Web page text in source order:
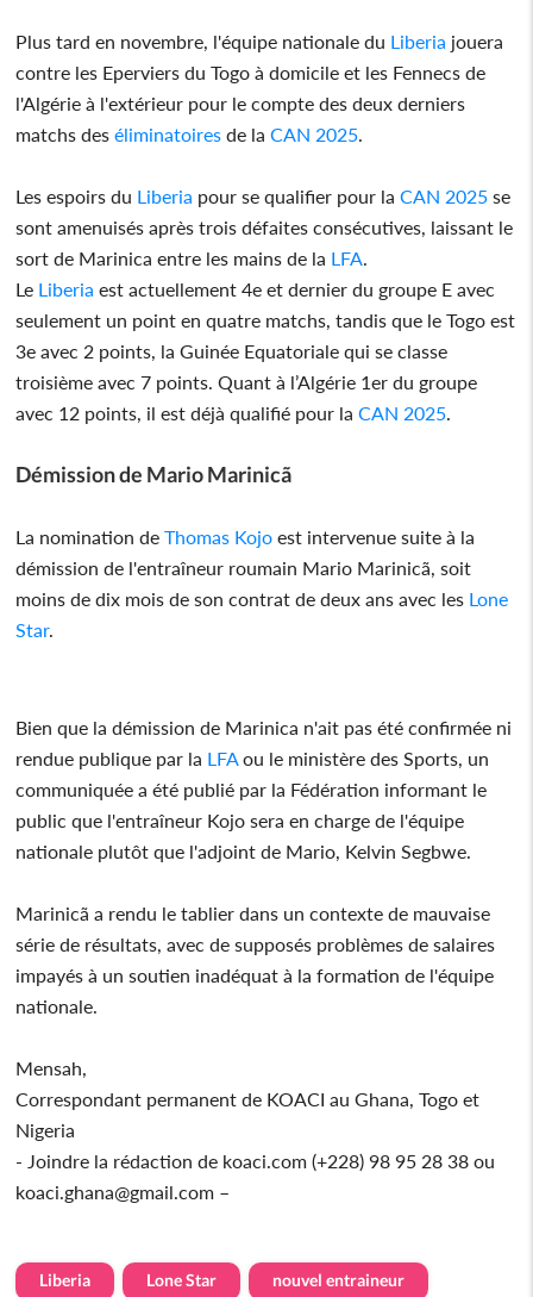
Plus tard en novembre, l'équipe nationale du Liberia jouera
contre les Eperviers du Togo à domicile et les Fennecs de
l'Algérie à l'extérieur pour le compte des deux derniers
matchs des éliminatoires de la CAN 2025
Les espoirs du Liberia pour se qualifier pour la CAN 2025 se
sont amenuisés après trois défaites consécutives, laissant le
sort de Marinica entre les mains de la LFA
Le Liberia est actuellement 4e et dernier du groupe E avec
seulement un point en quatre matchs, tandis que le Togo est
3e avec 2 points, la Guinée Equatoriale qui se classe
troisième avec 7 points. Quant à l’Algérie 1er du groupe
avec 12 points, il est déjà qualifié pour la CAN 2025
Démission de Mario Marinicã
La nomination de Thomas Kojo est intervenue suite à la
démission de l'entraîneur roumain Mario Marinicã, soit
moins de dix mois de son contrat de deux ans avec les Lone
Star.
Bien que la démission de Marinica n'ait pas été confirmée ni
rendue publique par la LFA ou le ministère des Sports, un
communiquée a été publié par la Fédération informant le
public que l'entraîneur Kojo sera en charge de l'équipe
nationale plutôt que l'adjoint de Mario, Kelvin Segbwe.
Marinicã a rendu le tablier dans un contexte de mauvaise
série de résultats, avec de supposés problèmes de salaires
impayés à un soutien inadéquat à la formation de l'équipe
nationale.
Mensah,
Correspondant permanent de KOACI au Ghana, Togo et
Nigeria
- Joindre la rédaction de koaci.com (+228) 98 95 28 38 ou
koaci.ghana@gmail.com –
Liberia Lone Star nouvel entraineur